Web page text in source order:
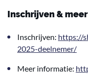
Inschrijven &
Inschrijven: https://
2025-deelnemer/
Meer informatie: